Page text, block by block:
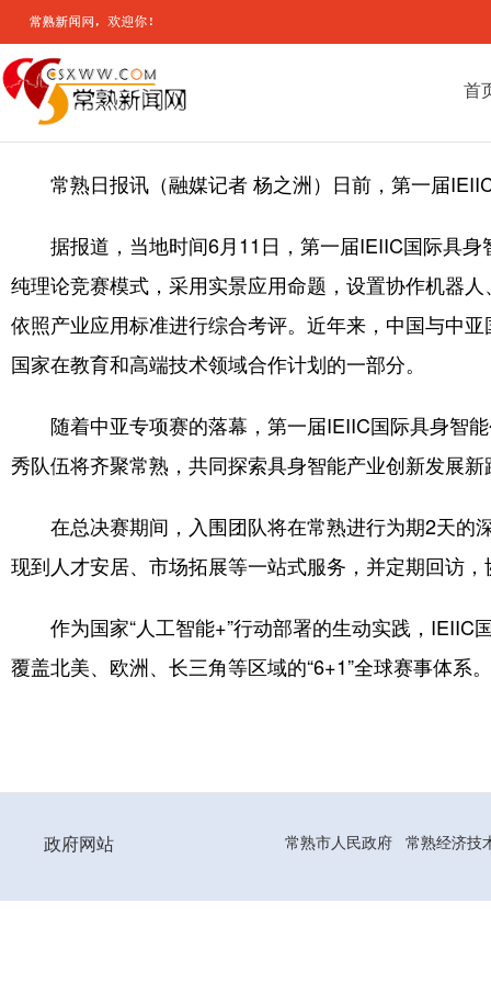
首
常熟日报讯（融媒记者 杨之洲）日前，第一届
据报道，当地时间6月11日，第一届IEIIC国际具
纯理论竞赛模式，采用实景应用命题，设置协作机器
依照产业应用标准进行综合考评。近年来，中国与中
国家在教育和高端技术领域合作计划的一部分。
随着中亚专项赛的落幕，第一届IEIIC国际具身智
秀队伍将齐聚常熟，共同探索具身智能产业创新发展新
在总决赛期间，入围团队将在常熟进行为期2天的
现到人才安居、市场拓展等一站式服务，并定期回访
作为国家“人工智能+”行动部署的生动实践，
覆盖北美、欧洲、长三角等区域的“6+1”全球赛事体系。
政府网站 常熟市人民政府 常熟经济技